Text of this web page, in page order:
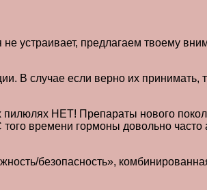
устраивает, предлагаем твоему
В случае если верно их принимать,
НЕТ! Препараты нового
времени гормоны довольно
безопасность»,